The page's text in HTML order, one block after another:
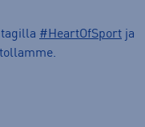
#HeartOfSport ja